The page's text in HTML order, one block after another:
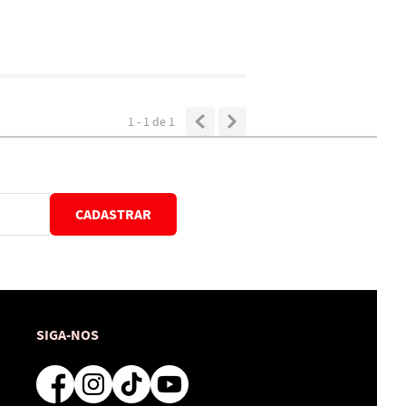
1 - 1de 1
CADASTRAR
SIGA-NOS